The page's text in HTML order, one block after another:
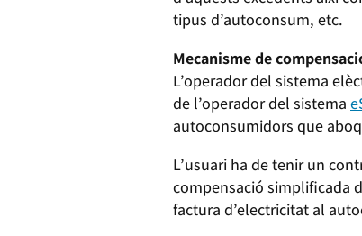
tipus d’autoconsum, etc.
Mecanisme de
L’operador del sistema
de l’operador del sistema
autoconsumidors que
L’usuari ha de tenir un
compensació simplificada
factura d’electricitat al